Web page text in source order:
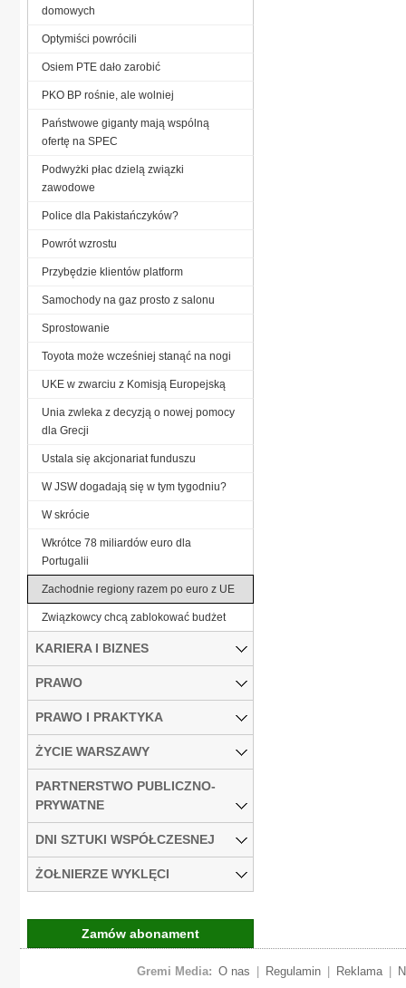
domowych
Optymiści powrócili
Osiem PTE dało zarobić
PKO BP rośnie, ale wolniej
Państwowe giganty mają wspólną
ofertę na SPEC
Podwyżki płac dzielą związki
zawodowe
Police dla Pakistańczyków?
Powrót wzrostu
Przybędzie klientów platform
Samochody na gaz prosto z salonu
Sprostowanie
Toyota może wcześniej stanąć na nogi
UKE w zwarciu z Komisją Europejską
Unia zwleka z decyzją o nowej pomocy
dla Grecji
Ustala się akcjonariat funduszu
W JSW dogadają się w tym tygodniu?
W skrócie
Wkrótce 78 miliardów euro dla
Portugalii
Zachodnie regiony razem po euro z UE
Związkowcy chcą zablokować budżet
KARIERA I BIZNES
PRAWO
PRAWO I PRAKTYKA
ŻYCIE WARSZAWY
PARTNERSTWO PUBLICZNO-
PRYWATNE
DNI SZTUKI WSPÓŁCZESNEJ
ŻOŁNIERZE WYKLĘCI
Zamów abonament
Gremi Media: O nas Regulamin Reklama